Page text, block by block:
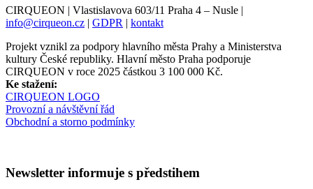
CIRQUEON | Vlastislavova 603/11 Praha 4 – Nusle |
info@cirqueon.cz | GDPR | kontakt
Projekt vznikl za podpory hlavního města Prahy a Ministerstva
kultury České republiky. Hlavní město Praha podporuje
CIRQUEON v roce 2025 částkou 3 100 000 Kč.
Ke stažení:
CIRQUEON LOGO
Provozní a návštěvní řád
Obchodní a storno podmínky
Newsletter informuje s předstihem